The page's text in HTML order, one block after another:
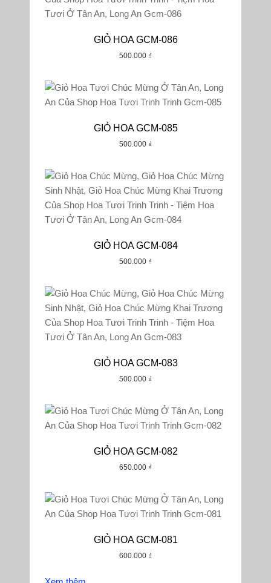
GIỎ HOA GCM-086
500.000 ₫
GIỎ HOA GCM-085
500.000 ₫
GIỎ HOA GCM-084
500.000 ₫
GIỎ HOA GCM-083
500.000 ₫
GIỎ HOA GCM-082
650.000 ₫
GIỎ HOA GCM-081
600.000 ₫